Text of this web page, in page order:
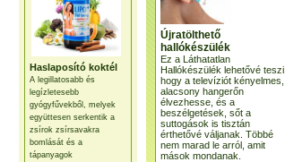
Haslaposító koktél
A legillatosabb és
legízletesebb
gyógyfűvekből, melyek
együttesen serkentik a
zsírok zsírsavakra
bomlását és a
tápanyagok
Újratölthető
hallókészülék
Ez a Láthatatlan
Hallókészülék lehetővé teszi,
hogy a televíziót kényelmes,
alacsony hangerőn
élvezhesse, és a
beszélgetések, sőt a
suttogások is tisztán
érthetővé váljanak. Többé
nem marad le arról, amit
mások mondanak.